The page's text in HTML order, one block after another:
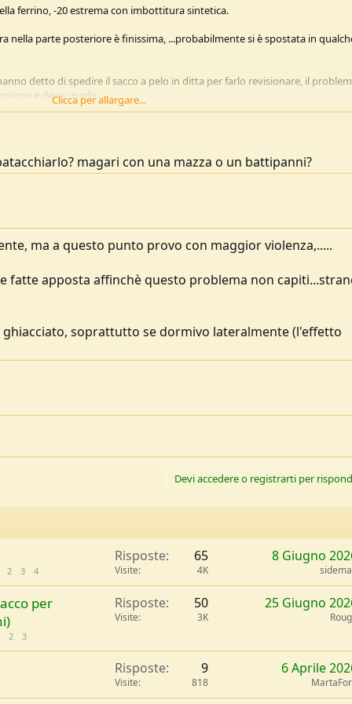
ferrino, -20 estrema con imbottitura sintetica.
parte posteriore è finissima, ...probabilmente si è spostata in
detto di spedire il sacco a pelo in ditta per farlo revisionare, il
e devo usarlo.
Clicca per allargare...
magari con una mazza o un battipanni?
ma a questo punto provo con maggior violenza,.....
fatte apposta affinchè questo problema non
soprattutto se dormivo lateralmente (l'effetto
Devi accedere o registrarti per
2 3 4
Risposte 65
Visite 4K
8 Giugno
per
2 3
Risposte 50
Visite 3K
25 Giugno
Risposte 9
Visite 818
6 Aprile